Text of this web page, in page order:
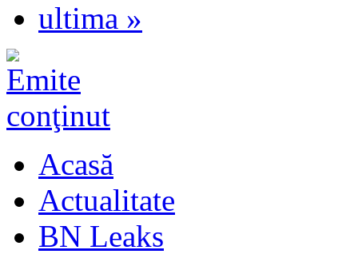
ultima »
Acasă
Actualitate
BN Leaks